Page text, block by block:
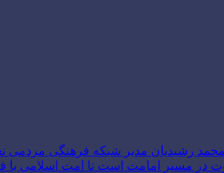
محمد رشیدیان مدیر شبکه فرهنگی مردمی
در مسیر امامت است تا امت اسلامی با